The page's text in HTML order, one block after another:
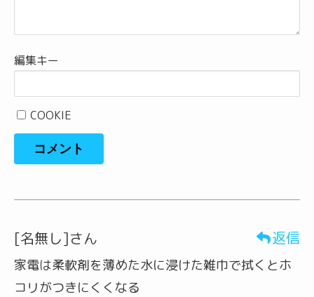
編集キー
COOKIE
コメント
[名無し]さん 返信
家電は柔軟剤を薄めた水に浸けた雑巾で拭くとホ
コリがつきにくくなる